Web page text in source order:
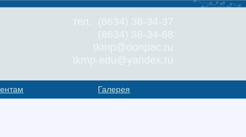
тел. (8634) 38-34-37
(8634) 38-34-68
tkmp@donpac.ru
tkmp-edu@yandex.ru
Галерея